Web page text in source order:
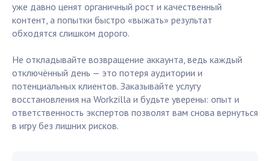
уже давно ценят органичный рост и качественный
контент, а попытки быстро «выжать» результат
обходятся слишком дорого.
Не откладывайте возвращение аккаунта, ведь каждый
отключённый день — это потеря аудитории и
потенциальных клиентов. Заказывайте услугу
восстановления на Workzilla и будьте уверены: опыт и
ответственность экспертов позволят вам снова вернуться
в игру без лишних рисков.